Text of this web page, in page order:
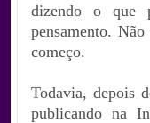
dizendo o que
pensamento.
começo.
Todavia, depois
publicando na